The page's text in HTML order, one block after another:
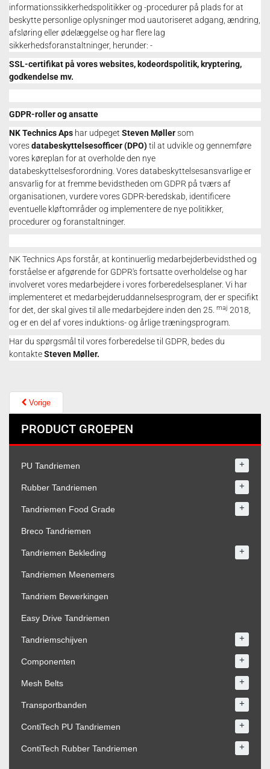
informationssikkerhedspolitikker og -procedurer på plads for at
beskytte personlige oplysninger mod uautoriseret adgang, ændring,
afsløring eller ødelæggelse og har flere lag
sikkerhedsforanstaltninger, herunder: -
SSL-certifikat på vores websites, kodeordspolitik, kryptering,
godkendelse mv.
GDPR-roller og ansatte
NK Technics Aps har udpeget Steven Møllersom
voresdatabeskyttelsesofficer (DPO)til at udvikle og gennemføre
vores køreplan for at overholde den nye
databeskyttelsesforordning. Vores databeskyttelsesansvarlige er
ansvarlig for at fremme bevidstheden om GDPR på tværs af
organisationen, vurdere vores GDPR-beredskab, identificere
eventuelle kløftområder og implementere de nye politikker,
procedurer og foranstaltninger.
NK Technics Aps forstår, at kontinuerlig medarbejderbevidsthed og
forståelse er afgørende for GDPR's fortsatte overholdelse og har
involveret vores medarbejdere i vores forberedelsesplaner. Vi har
implementeret et medarbejderuddannelsesprogram, der er specifikt
for det, der skal gives til alle medarbejdere inden den 25. maj 2018,
og er en del af vores induktions- og årlige træningsprogram.
Har du spørgsmål til vores forberedelse til GDPR, bedes du
kontakteSteven Møller.
Vorige
PRODUCT GROEPEN
PU Tandriemen +
Rubber Tandriemen +
Tandriemen Food Grade +
Breco Tandriemen
Tandriemen Bekleding +
Tandriemen Meenemers
Tandriem Bewerkingen
Easy Drive Tandriemen
Tandriemschijven +
Componenten +
Mesh Belts +
Transportbanden +
ContiTech PU Tandriemen +
ContiTech Rubber Tandriemen +